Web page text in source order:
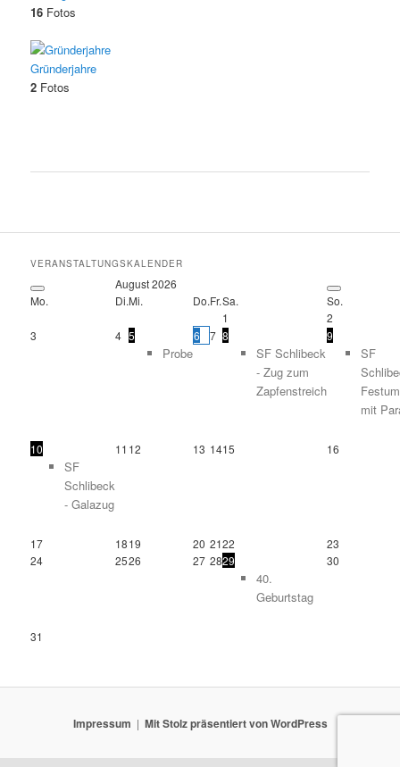
16 Fotos
Gründerjahre
2 Fotos
VERANSTALTUNGSKALENDER
August2026
Mo.
Di.Mi. Do.Fr.Sa.
So.
1
2
3
4 5
Probe
6 7 8
SF Schlibeck
- Zug zum
Zapfenstreich
9
SF
mit
10
SF
Schlibeck
- Galazug
11 12 13 1415 16
17 1819 20 2122
23
24
2526 27 2829
40.
Geburtstag
30
31
Impressum Mit Stolz präsentiert von WordPress